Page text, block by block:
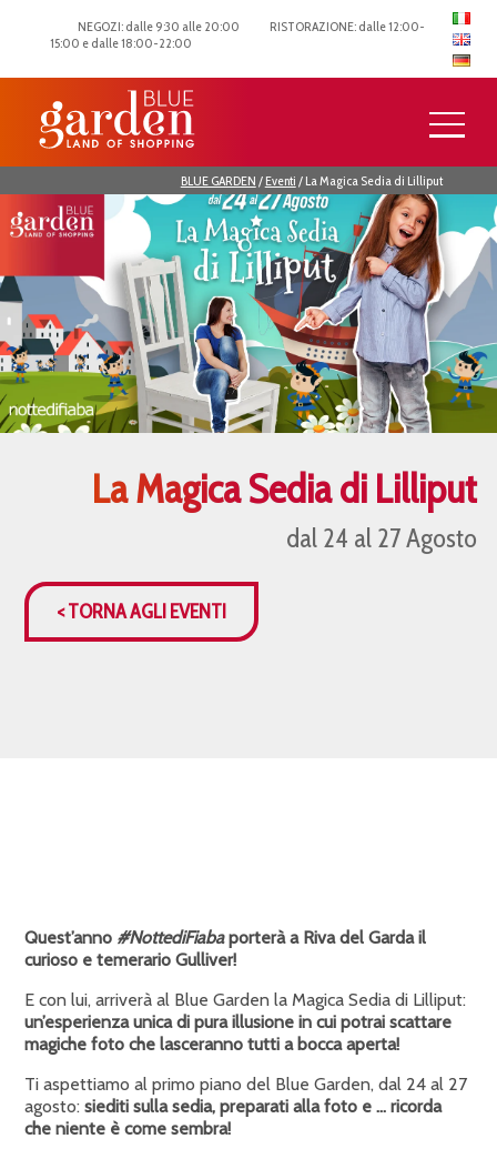
NEGOZI: dalle 9:30 alle 20:00
RISTORAZIONE: dalle 12:00-
15:00 e dalle 18:00-22:00
BLUE GARDEN / Eventi / La Magica Sedia di Lilliput
La Magica Sedia di Lilliput
dal 24 al 27 Agosto
< TORNA AGLI EVENTI
Quest’anno #NottediFiabaporterà a Riva del Garda il
curioso e temerario Gulliver!
E con lui, arriverà al Blue Garden la Magica Sedia di Lilliput:
un’esperienza unica di pura illusione in cui potrai scattare
magiche foto che lasceranno tutti a bocca aperta!
Ti aspettiamo al primo piano del Blue Garden, dal 24 al 27
agosto:siediti sulla sedia, preparati alla foto e … ricorda
che niente è come sembra!